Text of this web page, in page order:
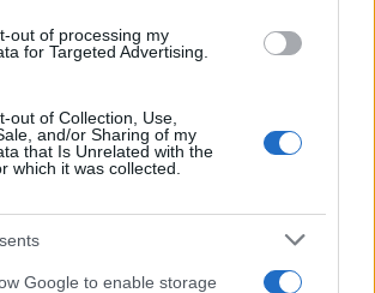
out of processing my
for Targeted Advertising.
out of Collection, Use,
and/or Sharing of my
that Is Unrelated with the
which it was collected.
Google to enable storage